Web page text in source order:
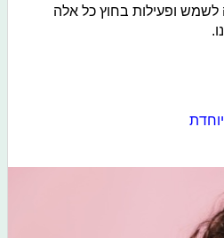
לשמש ופעילות בחוץ כל אלה